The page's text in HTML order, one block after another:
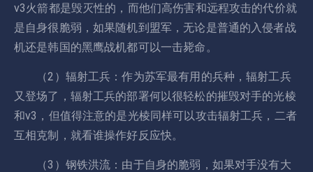
v3火箭都是毁灭性的，而他们高伤害和远程攻击的代价就
是自身很脆弱，如果随机到盟军，无论是普通的入侵者战
机还是韩国的黑鹰战机都可以一击毙命。
（2）辐射工兵：作为苏军最有用的兵种，辐射工兵
又登场了，辐射工兵的部署何以很轻松的摧毁对手的光棱
和v3，但值得注意的是光棱同样可以攻击辐射工兵，二者
互相克制，就看谁操作好反应快。
（3）钢铁洪流：由于自身的脆弱，如果对手没有大